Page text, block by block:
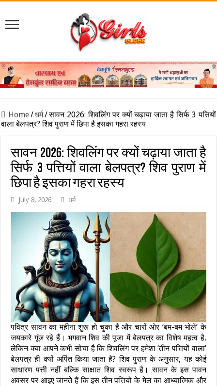
Home/धर्म/सावन 2026: शिवलिंग पर क्यों चढ़ाया जाता है सिर्फ 3 पत्तियों
वाला बेलपत्र? शिव पुराण में छिपा है इसका गहरा रहस्य
सावन 2026: शिवलिंग पर क्यों चढ़ाया जाता है
सिर्फ 3 पत्तियों वाला बेलपत्र? शिव पुराण में
छिपा है इसका गहरा रहस्य
July 8, 2026 धर्म
पवित्र सावन का महीना शुरू हो चुका है और चारों ओर ‘बम-बम भोले’ के
जयकारे गूंज रहे हैं। भगवान शिव की पूजा में बेलपत्र का विशेष महत्व है,
लेकिन क्या आपने कभी सोचा है कि शिवलिंग पर हमेशा ‘तीन पत्तियों वाला’
बेलपत्र ही क्यों अर्पित किया जाता है? शिव पुराण के अनुसार, यह कोई
साधारण पत्ती नहीं बल्कि साक्षात शिव स्वरूप है। सावन के इस पावन
अवसर पर आइए जानते हैं कि इस तीन पत्तियों के मेल का आध्यात्मिक और